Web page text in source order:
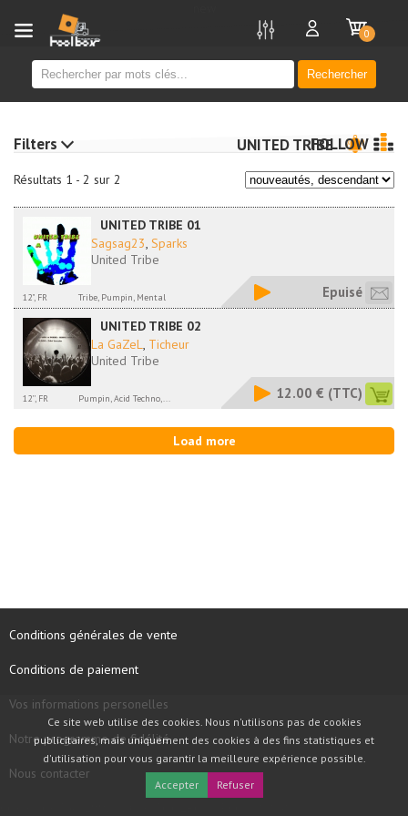
Rechercher
0
Résultats 1 - 2 sur 2
UNITED TRIBEFOLLOW
UNITED TRIBE 01
Sagsag23, Sparks
United Tribe
12", FR Tribe, Pumpin, Mental Epuisé
UNITED TRIBE 02
La GaZeL, Ticheur
United Tribe
12'', FR Pumpin, Acid Techno,... 12.00 € (TTC)
Load more
Filters
Conditions générales de vente
Conditions de paiement
Vos informations personelles
Notre programme de fidélité
Nous contacter
Ce site web utilise des cookies. Nous n'utilisons pas de cookies
publicitaires, mais uniquement des cookies à des fins statistiques et
d'utilisation pour vous garantir la meilleure expérience possible.
Accepter
Refuser